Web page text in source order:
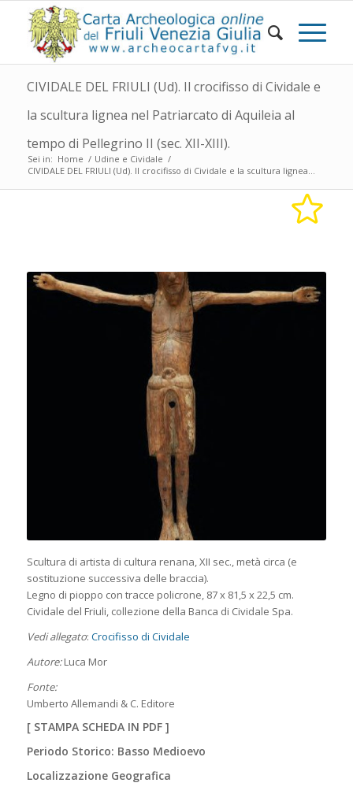
CIVIDALE DEL FRIULI (Ud). Il crocifisso di Cividale e
la scultura lignea nel Patriarcato di Aquileia al
tempo di Pellegrino II (sec. XII-XIII).
Sei in: Home / Udine e Cividale /
CIVIDALE DEL FRIULI (Ud). Il crocifisso di Cividale e la scultura lignea...
Scultura di artista di cultura renana, XII sec., metà circa (e
sostituzione successiva delle braccia).
Legno di pioppo con tracce policrone, 87 x 81,5 x 22,5 cm.
Cividale del Friuli, collezione della Banca di Cividale Spa.
Vedi allegato: Crocifisso di Cividale
Autore:Luca Mor
Fonte:
Umberto Allemandi & C. Editore
[ STAMPA SCHEDA IN PDF]
Periodo Storico: Basso Medioevo
Localizzazione Geografica